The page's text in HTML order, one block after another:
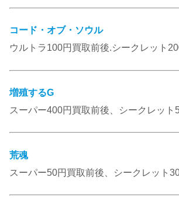
コード・オブ・ソウル
ウルトラ100円買取前後.シークレット
増殖するG
スーパー400円買取前後、シークレット
荒魂
スーパー50円買取前後、シークレット